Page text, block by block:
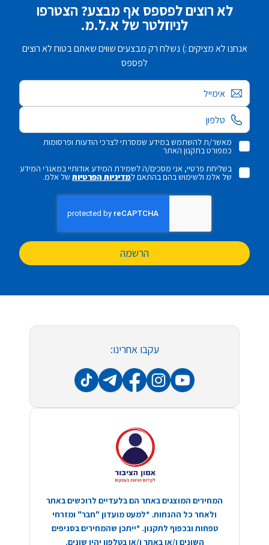
לא רוצים לפספס אף מבצע? הצטרפו
לניוזלטר של א.ל.מ.
אנחנו לא מציקים :) נשלח רק מבצעים שווים שאתם בטוח לא רוצים
לפספס
אימייל
מאשר/ת להשתמש במידע שמסרתי לצרכי הודעות ופרסומות
כמפורט בתקנון האתר
בשליחת פרטיי, אני מסכים/ה לשמירת המידע אודותיי במאגרי המידע
של אלמ ולשימוש בהם בהתאם למדיניות הפרטיותשל אלמ.
הרשמה
עקבו אחרינו:
המחירים המוצגים באתר הם בלעדיים לרוכשים באתר
ולאחר כל ההנחות. *למעט מועדון "חבר" ומזרחי
טפחות ובכפוף לתקנון. *ייתכן שהמחירים בסניפים
השונים ו/או באתר ו/או בטלפון יהיו שונים.